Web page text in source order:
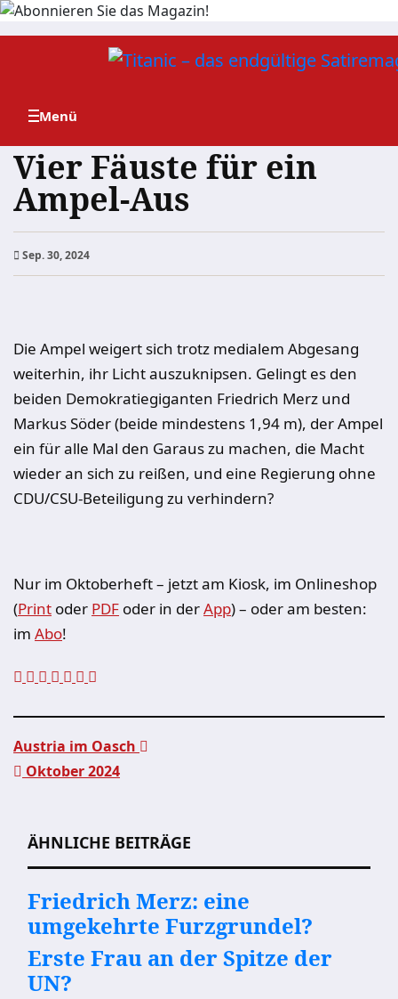
Zum
Vier Fäuste für ein
Ampel-Aus
Sep. 30, 2024
Die Ampel weigert sich trotz medialem Abgesang
weiterhin, ihr Licht auszuknipsen. Gelingt es den
beiden Demokratiegiganten Friedrich Merz und
Markus Söder (beide mindestens 1,94 m), der Ampel
ein für alle Mal den Garaus zu machen, die Macht
wieder an sich zu reißen, und eine Regierung ohne
CDU/CSU-Beteiligung zu verhindern?
Nur im Oktoberheft – jetzt am Kiosk, im Onlineshop
(Print oder PDF oder in derApp) – oder am besten:
im Abo!
Austria im Oasch
Oktober 2024
ÄHNLICHE BEITRÄGE
Friedrich Merz: eine
umgekehrte Furzgrundel?
Erste Frau an der Spitze der
UN?